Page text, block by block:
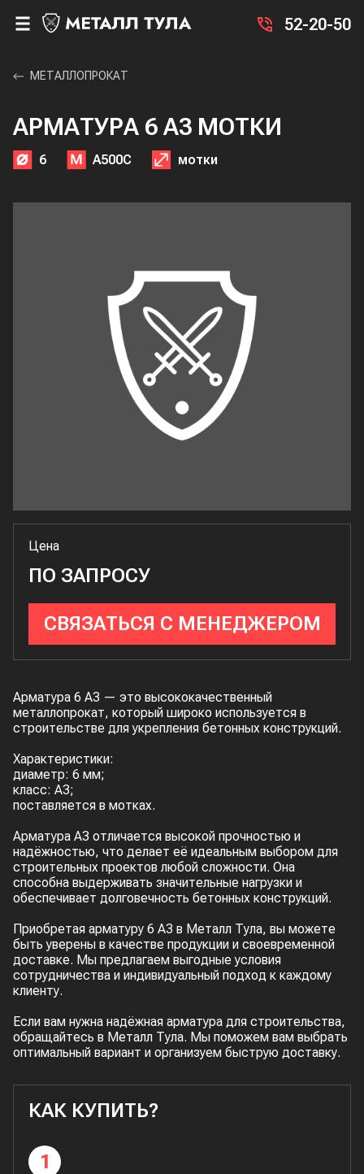
52-20-50
МЕТАЛЛОПРОКАТ
АРМАТУРА 6 А3 МОТКИ
6 А500С мотки
Цена
ПО ЗАПРОСУ
СВЯЗАТЬСЯ С МЕНЕДЖЕРОМ
Арматура 6 А3 — это высококачественный
металлопрокат, который широко используется в
строительстве для укрепления бетонных конструкций.
Характеристики:
диаметр: 6 мм;
класс: А3;
поставляется в мотках.
Арматура А3 отличается высокой прочностью и
надёжностью, что делает её идеальным выбором для
строительных проектов любой сложности. Она
способна выдерживать значительные нагрузки и
обеспечивает долговечность бетонных конструкций.
Приобретая арматуру 6 А3 в Металл Тула, вы можете
быть уверены в качестве продукции и своевременной
доставке. Мы предлагаем выгодные условия
сотрудничества и индивидуальный подход к каждому
клиенту.
Если вам нужна надёжная арматура для строительства,
обращайтесь в Металл Тула. Мы поможем вам выбрать
оптимальный вариант и организуем быструю доставку.
КАК КУПИТЬ?
1